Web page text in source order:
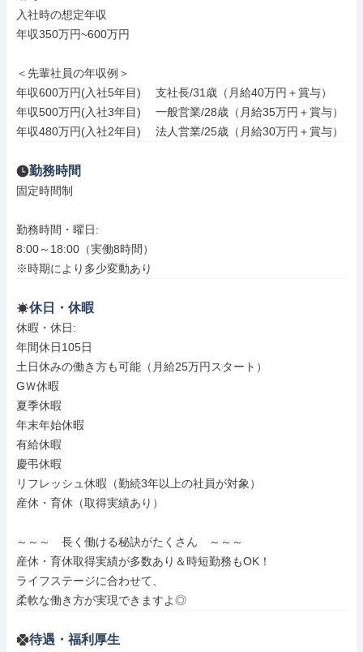
入社時の想定年収
年収350万円~600万円
＜先輩社員の年収例＞
年収600万円(入社5年目) 　支社長/31歳（月給40万円＋賞与）
年収500万円(入社3年目) 　一般営業/28歳（月給35万円＋賞与）
年収480万円(入社2年目) 　法人営業/25歳（月給30万円＋賞与）
勤務時間
固定時間制
勤務時間・曜日:
8:00～18:00（実働8時間）
※時期により多少変動あり
休日・休暇
休暇・休日:
年間休日105日
土日休みの働き方も可能（月給25万円スタート）
GＷ休暇
夏季休暇
年末年始休暇
有給休暇
慶弔休暇
リフレッシュ休暇（勤続3年以上の社員が対象）
産休・育休（取得実績あり）
～～～　長く働ける秘訣がたくさん　～～～
産休・育休取得実績が多数あり＆時短勤務もOK！
ライフステージに合わせて、
柔軟な働き方が実現できますよ◎
待遇・福利厚生